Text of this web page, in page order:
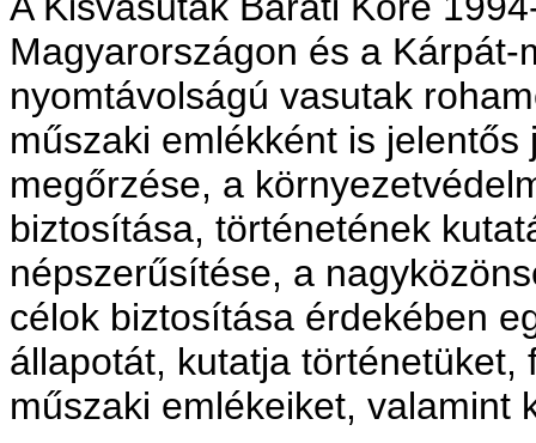
Magyarországon és a
nyomtávolságú vasutak
műszaki emlékként is
megőrzése, a
biztosítása, történetének
népszerűsítése, a
célok biztosítása érdekében
állapotát, kutatja
műszaki emlékeiket,